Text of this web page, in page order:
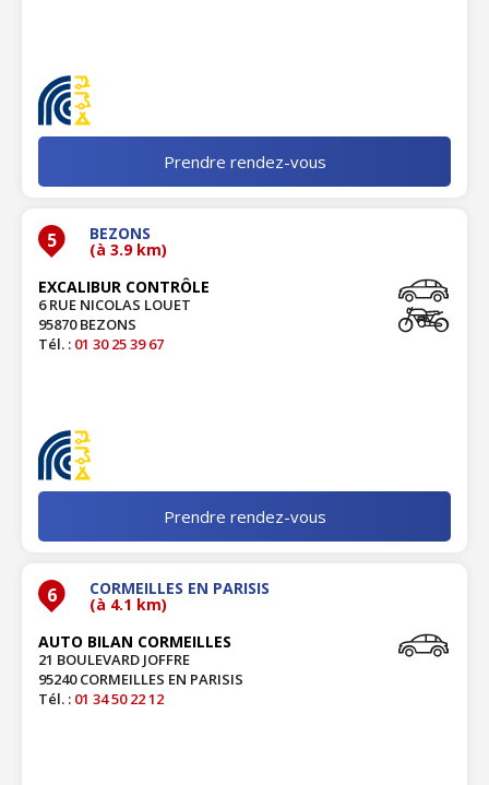
Prendre rendez-vous
5 BEZONS
(à 3.9 km)
EXCALIBUR CONTRÔLE
6 RUE NICOLAS LOUET
95870 BEZONS
Tél. : 01 30 25 39 67
Prendre rendez-vous
6 CORMEILLES EN PARISIS
(à 4.1 km)
AUTO BILAN CORMEILLES
21 BOULEVARD JOFFRE
95240 CORMEILLES EN PARISIS
Tél. : 01 34 50 22 12